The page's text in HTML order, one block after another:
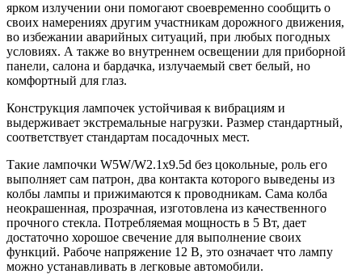
ярком излучении они помогают своевременно сообщить о
своих намерениях другим участникам дорожного движения,
во избежании аварийных ситуаций, при любых погодных
условиях. А также во внутреннем освещении для приборной
панели, салона и бардачка, излучаемый свет белый, но
комфортный для глаз.
Конструкция лампочек устойчивая к вибрациям и
выдерживает экстремальные нагрузки. Размер стандартный,
соответствует стандартам посадочных мест.
Такие лампочки W5W/W2.1x9.5d без цокольные, роль его
выполняет сам патрон, два контакта которого выведены из
колбы лампы и прижимаются к проводникам. Сама колба
неокрашенная, прозрачная, изготовлена из качественного
прочного стекла. Потребляемая мощность в 5 Вт, дает
достаточно хорошое свечение для выполнение своих
функций. Рабоче напряжение 12 В, это означает что лампу
можно устанавливать в легковые автомобили.